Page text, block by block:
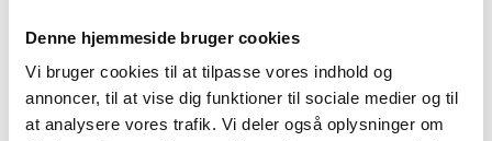
Denne hjemmeside bruger cookies
Vi bruger cookies til at tilpasse vores indhold og
annoncer, til at vise dig funktioner til sociale medier og til
at analysere vores trafik. Vi deler også oplysninger om
Glæden ved godt bagværk
Hos Valsemøllen går vi aldrig på kompromis med bageglæden, og
vi ved, hvad der skal til for at få hverdagen til at smage endnu